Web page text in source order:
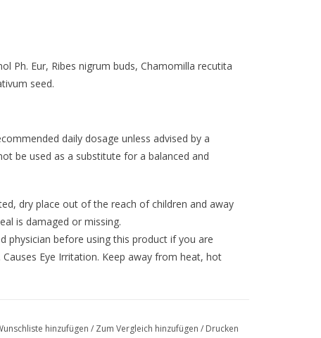
Ph. Eur, Ribes nigrum buds, Chamomilla recutita
seed.
daily dosage unless advised by a
be used as a substitute for a balanced and
dry place out of the reach of children and away
is damaged or missing.
physician before using this product if you are
Eye Irritation. Keep away from heat, hot
hinzufügen / Zum Vergleich hinzufügen / Drucken